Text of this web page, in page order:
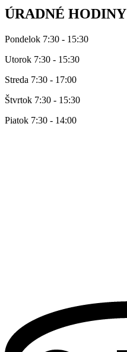
ÚRADNÉ HODINY
Pondelok 7:30 - 15:30
Utorok 7:30 - 15:30
Streda 7:30 - 17:00
Štvrtok 7:30 - 15:30
Piatok 7:30 - 14:00